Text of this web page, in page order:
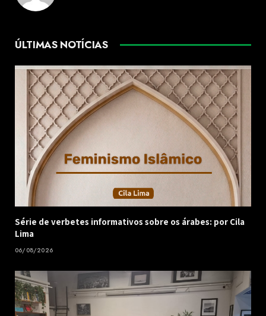
ÚLTIMAS NOTÍCIAS
Série de verbetes informativos sobre os árabes: por Cila
Lima
06/08/2026